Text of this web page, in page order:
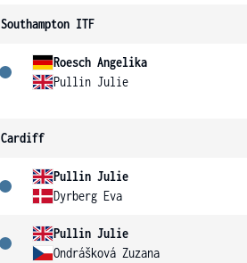
Southampton ITF
Roesch Angelika
Pullin Julie
Cardiff
Pullin Julie
Dyrberg Eva
Pullin Julie
Ondrášková Zuzana